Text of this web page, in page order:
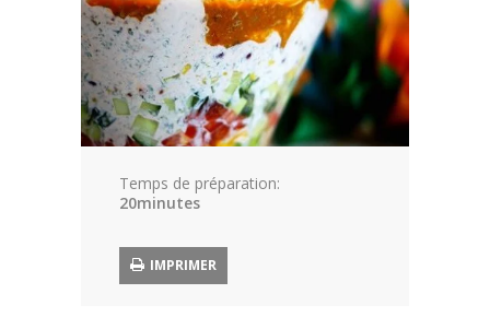
À la une
Article
Aliments
Temps de préparation:
20minutes
IMPRIMER